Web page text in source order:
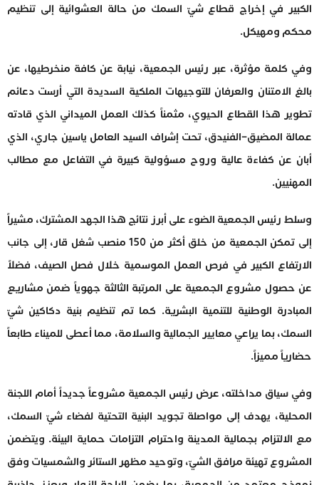
الكبير في إخراج قطاع شيّ السمك من حالة العشوائية إلى تنظيم
محكم ومهيكل.
وفي كلمة مؤثرة، عبر رئيس الجمعية، نيابة عن كافة منخرطيها، عن
بالغ الامتنان والعرفان للتوجيهات الملكية السديدة التي أرست دعائم
تطوير هذا القطاع الحيوي، مثمناً كذلك العمل الميداني الذي قادته
عمالة المضيق–الفنيدق، تحت إشراف السيد العامل ياسين جاري، الذي
أبان عن كفاءة عالية وروح مسؤولية كبيرة في التفاعل مع مطالب
المهنيين.
وسلط رئيس الجمعية الضوء على أبرز نتائج هذا الجهد المشترك، مشيراً
إلى تمكن الجمعية من خلق أكثر من 150 منصب شغل قار، إلى جانب
الارتفاع الكبير في فرص العمل الموسمية خلال فصل الصيف، فضلاً
عن حصول مشروع الجمعية على المرتبة الثالثة جهوياً ضمن مشاريع
المبادرة الوطنية للتنمية البشرية. كما تم تنظيم بنية دكاكين شيّ
السمك، بما يراعي معايير الجمالية والسلامة، مما أعطى للميناء طابعاً
حضارياً مميزاً.
وفي سياق مداخلته، عرض رئيس الجمعية مشروعاً جديداً أمام اللجنة
المحلية، يهدف إلى مواصلة تجويد البنية التحتية لفضاء شيّ السمك،
مع الالتزام بجمالية المدينة واحترام التزامات حماية البيئة. ويتضمن
المشروع تهيئة مرافق الشيّ، وتوحيد مظهر الستائر والشمسيات وفق